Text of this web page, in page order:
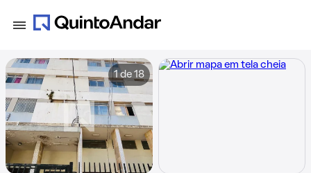
1 de 18